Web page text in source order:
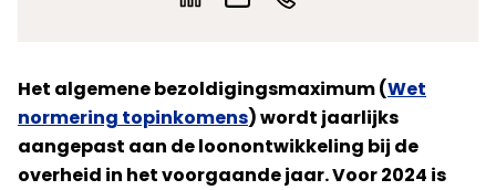
Het algemene bezoldigingsmaximum (Wet
normering topinkomens) wordt jaarlijks
aangepast aan de loonontwikkeling bij de
overheid in het voorgaande jaar. Voor 2024 is